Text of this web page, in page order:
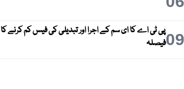
09پی ٹی اے کا ای سم کے اجرا اور تبدیلی کی فیس کم کرنے کا
فیصلہ